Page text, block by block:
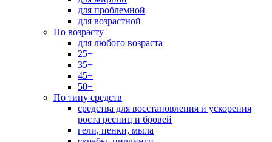
для проблемной
для возрастной
По возрасту
для любого возраста
25+
35+
45+
50+
По типу средств
средства для восстановления и ускорения
роста ресниц и бровей
гели, пенки, мыла